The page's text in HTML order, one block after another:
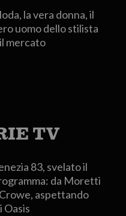
la vera donna, il
uomo dello stilista
mercato
TV
83, svelato il
da Moretti
aspettando
Oasis